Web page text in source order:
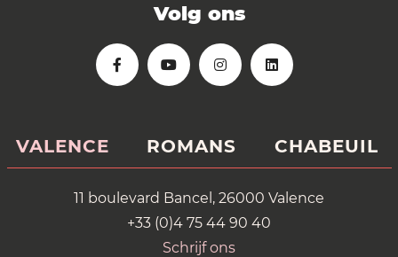
Volg ons
VALENCE ROMANS CHABEUIL
11 boulevard Bancel, 26000 Valence
+33 (0)4 75 44 90 40
Schrijf ons